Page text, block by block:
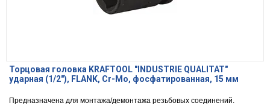
Торцовая головка KRAFTOOL "INDUSTRIE QUALITAT"
ударная (1/2"), FLANK, Cr-Mo, фосфатированная, 15 мм
Предназначена для монтажа/демонтажа резьбовых соединений.